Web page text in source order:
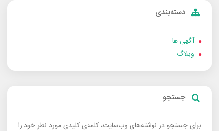
دسته‌بندی
آگهی ها
وبلاگ
جستجو
برای جستجو در نوشته‌های وب‌سایت، کلمه‌ی کلیدی مورد نظر خود را